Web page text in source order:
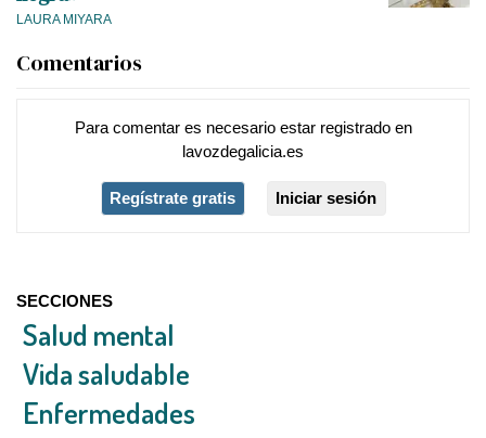
LAURA MIYARA
Comentarios
Para comentar es necesario estar registradoen
lavozdegalicia.es
Regístrate gratis Iniciar sesión
SECCIONES
Salud mental
Vida saludable
Enfermedades